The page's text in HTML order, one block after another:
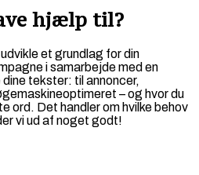
hjælp til?
et grundlag for din
i samarbejde med en
tekster: til annoncer,
– og hvor du
ord. Det handler om hvilke behov
vi ud af noget godt!